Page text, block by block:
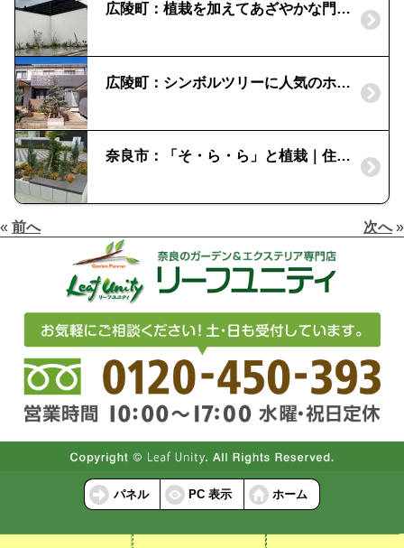
広陵町：植栽を加えてあざやかな門回り
広陵町：シンボルツリーに人気のホプシー
奈良市：「そ・ら・ら」と植栽｜住宅展示場の憩いのスペース
« 前へ 次へ»
パネル PC 表示 ホーム